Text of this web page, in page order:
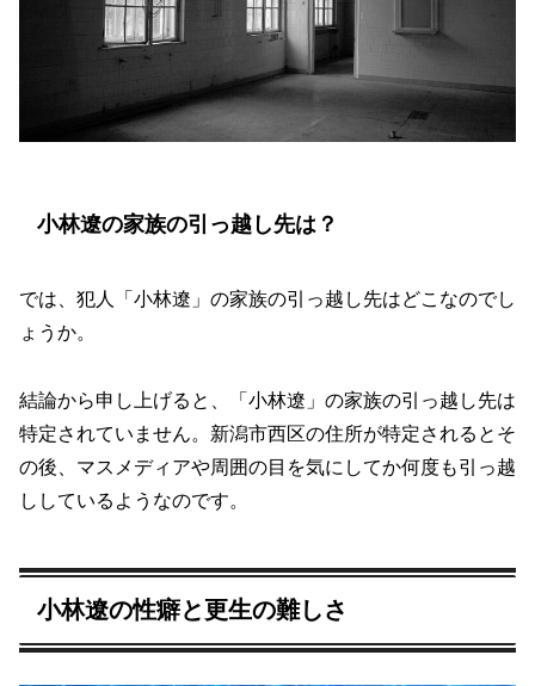
小林遼の家族の引っ越し先は？
では、犯人「小林遼」の家族の引っ越し先はどこなのでし
ょうか。
結論から申し上げると、「小林遼」の家族の引っ越し先は
特定されていません。新潟市西区の住所が特定されるとそ
の後、マスメディアや周囲の目を気にしてか何度も引っ越
ししているようなのです。
小林遼の性癖と更生の難しさ